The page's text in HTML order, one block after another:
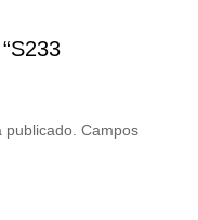
Campos